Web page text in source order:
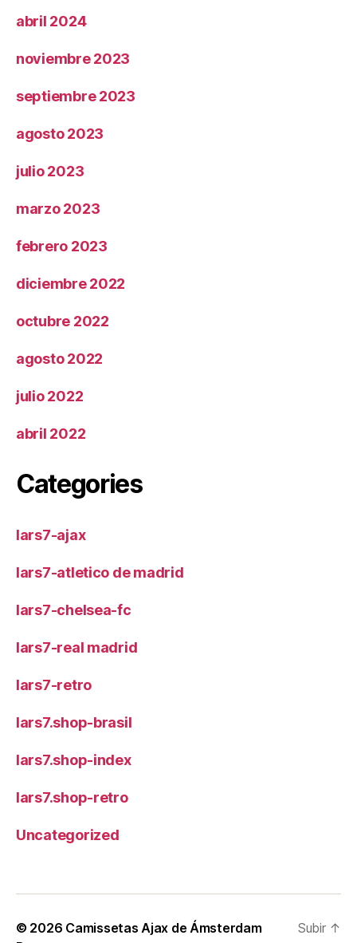
abril 2024
noviembre 2023
septiembre 2023
agosto 2023
julio 2023
marzo 2023
febrero 2023
diciembre 2022
octubre 2022
agosto 2022
julio 2022
abril 2022
Categories
lars7-ajax
lars7-atletico de madrid
lars7-chelsea-fc
lars7-real madrid
lars7-retro
lars7.shop-brasil
lars7.shop-index
lars7.shop-retro
Uncategorized
© 2026 Camissetas Ajax de Ámsterdam
Subir ↑